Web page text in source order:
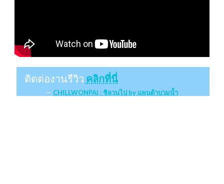
ติดต่องานรีวิว คลิกที่นี่
CHILLWONPAI : ชิลวนไป by แพนด้าบวมน้ำ